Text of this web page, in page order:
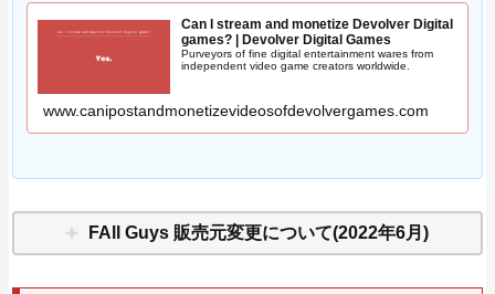
Can I stream and monetize Devolver Digital
games? | Devolver Digital Games
Purveyors of fine digital entertainment wares from
independent video game creators worldwide.
www.canipostandmonetizevideosofdevolvergames.com
FAll Guys 販売元変更について(2022年6月)